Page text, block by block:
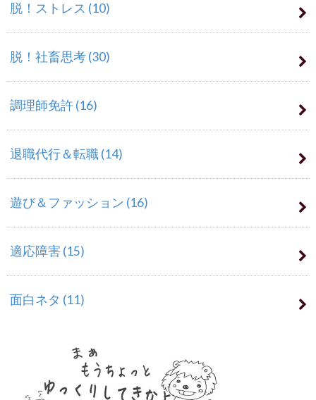
脱！ストレス (10)
脱！社畜思考(30)
調理師免許(16)
退職代行＆転職(14)
遊び＆ファッション (16)
適応障害 (15)
面白ネタ (11)